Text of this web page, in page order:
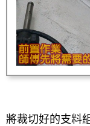
將裁切好的支料